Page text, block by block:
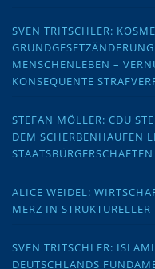
SVEN TRITSCHLER:
MENSCHENLEBEN –
KONSEQUENTE
STEFAN MÖLLER: CDU
DEM SCHERBENHAUFEN
STAATSBÜRGERSCHAFTEN
ALICE WEIDEL:
MERZ IN STRUKTURELLER
SVEN TRITSCHLER:
DEUTSCHLANDS